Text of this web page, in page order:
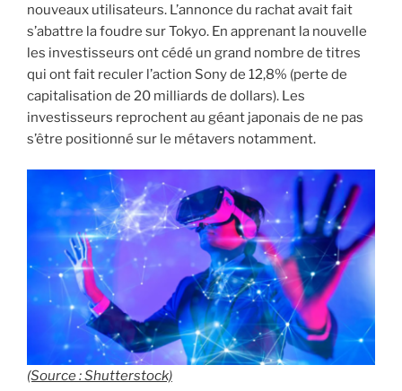
nouveaux utilisateurs. L’annonce du rachat avait fait
s’abattre la foudre sur Tokyo. En apprenant la nouvelle
les investisseurs ont cédé un grand nombre de titres
qui ont fait reculer l’action Sony de 12,8% (perte de
capitalisation de 20 milliards de dollars). Les
investisseurs reprochent au géant japonais de ne pas
s’être positionné sur le métavers notamment.
(Source : Shutterstock)